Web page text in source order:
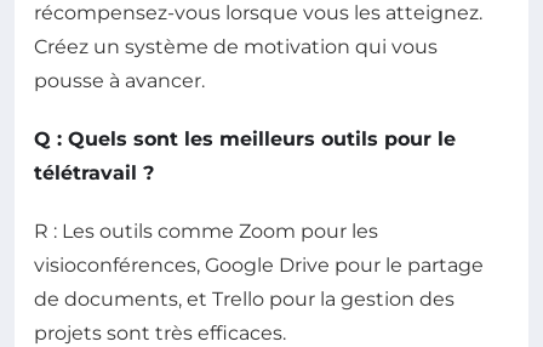
récompensez-vous lorsque vous les atteignez.
Créez un système de motivation qui vous
pousse à avancer.
Q : Quels sont les meilleurs outils pour le
télétravail ?
R : Les outils comme Zoom pour les
visioconférences, Google Drive pour le partage
de documents, et Trello pour la gestion des
projets sont très efficaces.